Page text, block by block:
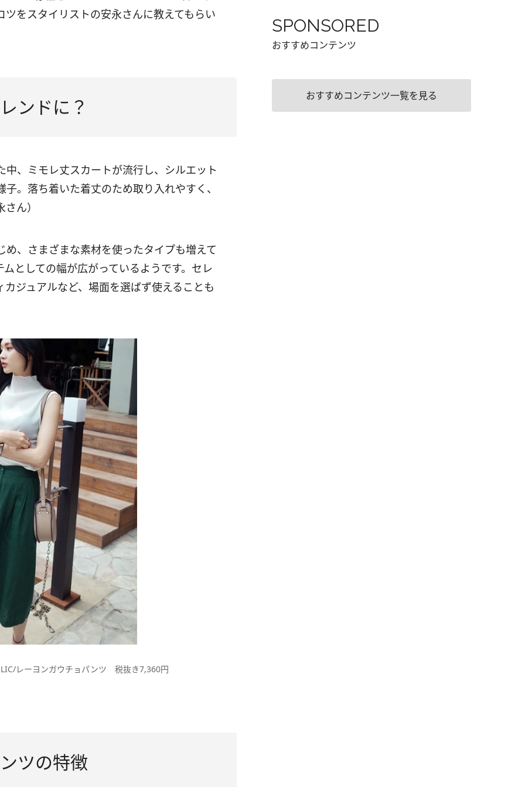
をスタイリストの安永さんに教えてもらい
ンドに？
、ミモレ丈スカートが流行し、シルエット
。落ち着いた着丈のため取り入れやすく、
ん）
、さまざまな素材を使ったタイプも増えて
としての幅が広がっているようです。セレ
ジュアルなど、場面を選ばず使えることも
レーヨンガウチョパンツ 税抜き7,360円
ツの特徴
SPONSORED
おすすめコンテンツ
おすすめコンテンツ一覧を見る